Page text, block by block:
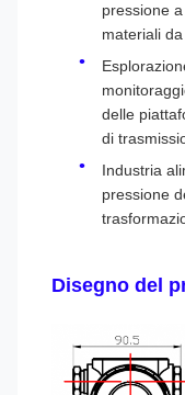
pressione
materiali
delle
di
Industria
pressione
Disegno del